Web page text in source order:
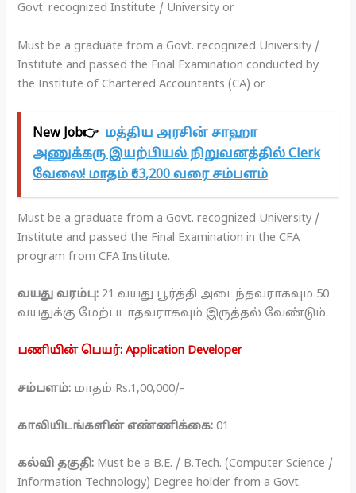
Govt. recognized Institute / University or
Must be a graduate from a Govt. recognized University /
Institute and passed the Final Examination conducted by
the Institute of Chartered Accountants (CA) or
New Job👉 மத்திய அரசின் சாஹா
அணுக்கரு இயற்பியல் நிறுவனத்தில் Clerk
வேலை! மாதம் ₹63,200 வரை சம்பளம்
Must be a graduate from a Govt. recognized University /
Institute and passed the Final Examination in the CFA
program from CFA Institute.
வயது வரம்பு: 21 வயது பூர்த்தி அடைந்தவராகவும் 50
வயதுக்கு மேற்படாதவராகவும் இருத்தல் வேண்டும்.
பணியின் பெயர்: Application Developer
சம்பளம்: மாதம் Rs.1,00,000/-
காலியிடங்களின் எண்ணிக்கை: 01
கல்வி தகுதி: Must be a B.E. / B.Tech. (Computer Science /
Information Technology) Degree holder from a Govt.